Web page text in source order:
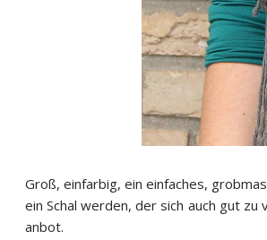
Groß, einfarbig, ein einfaches,
ein Schal werden, der sich auch gut
anbot.